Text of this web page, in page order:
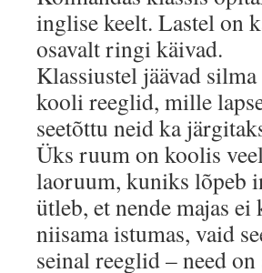
inglise keelt. Lastel on
osavalt ringi käivad.
Klassiustel jäävad
kooli reeglid, mille
seetõttu neid ka
Üks ruum on koolis
laoruum, kuniks lõpeb
ütleb, et nende majas
niisama istumas, vaid
seinal reeglid – need